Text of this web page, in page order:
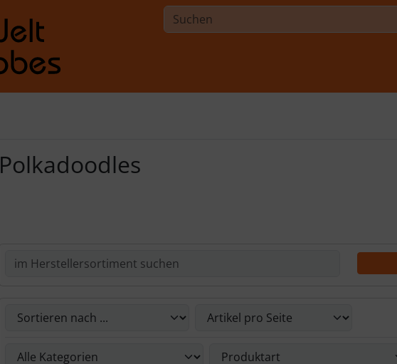
Polkadoodles
Hier kannst Du die nachfolgenden Artikel nach ihren Eigenschaften filtern.